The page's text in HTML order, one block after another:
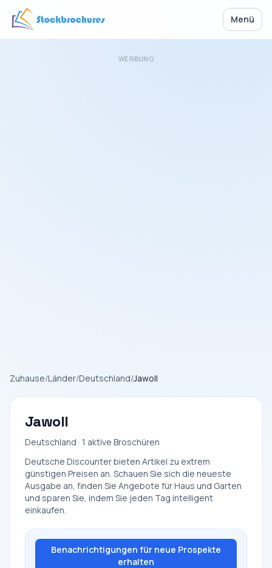
Menü
WERBUNG
Zuhause/Länder/Deutschland/Jawoll
Jawoll
Deutschland · 1 aktive Broschüren
Deutsche Discounter bieten Artikel zu extrem
günstigen Preisen an. Schauen Sie sich die neueste
Ausgabe an, finden Sie Angebote für Haus und Garten
und sparen Sie, indem Sie jeden Tag intelligent
einkaufen.
Benachrichtigungen für neue Prospekte
erhalten